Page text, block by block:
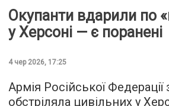
Окупанти вдарили по
у Херсоні — є поранені
4 чер 2026, 17:25
Армія Російської Федерації
обстріляла цивільних у